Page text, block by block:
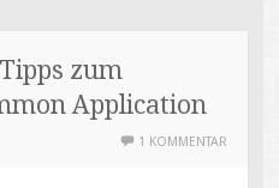
zum
Application
1 KOMMENTAR